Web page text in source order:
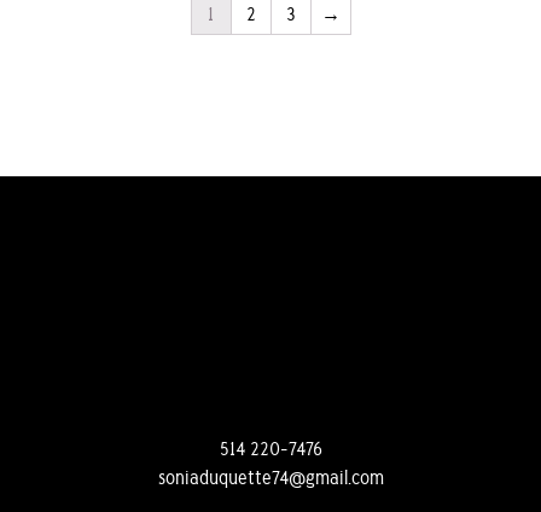
1 2 3 →
514 220-7476
soniaduquette74@gmail.com